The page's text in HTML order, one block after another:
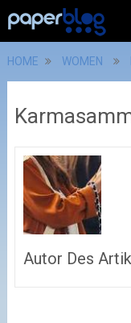
HOME WOMEN
Autor Des